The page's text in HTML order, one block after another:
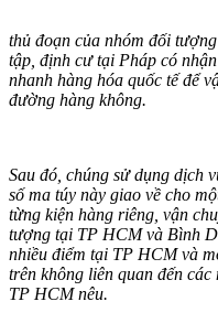
thủ đoạn của nhóm đối
tập, định cư tại Pháp có
nhanh hàng hóa quốc tế để
đường hàng không.
Sau đó, chúng sử dụng dịch
số m‌a tú‌y này giao về cho
từng kiện hàng riêng, vận
tượng tại TP HCM và Bình
nhiều điểm tại TP HCM và
trên không liên quan đến
TP HCM nêu.